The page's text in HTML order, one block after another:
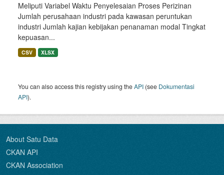
Meliputi Variabel Waktu Penyelesaian Proses Perizinan
Jumlah perusahaan industri pada kawasan peruntukan
industri Jumlah kajian kebijakan penanaman modal Tingkat
kepuasan...
CSV XLSX
You can also access this registry using theAPI (see Dokumentasi
API).
About Satu Data
CKAN API
CKAN Association